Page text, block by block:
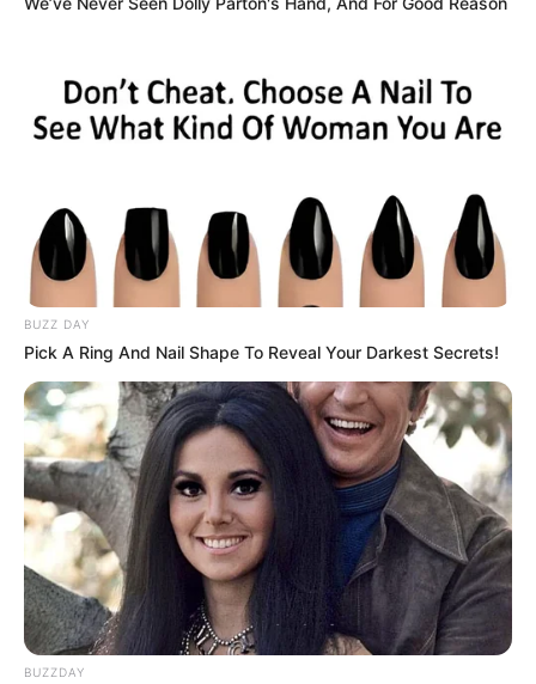
Si les courses à Chantilly m’étaient contées
BUZZ DAY
Pick A Ring And Nail Shape To Reveal Your Darkest Secrets!
BUZZDAY